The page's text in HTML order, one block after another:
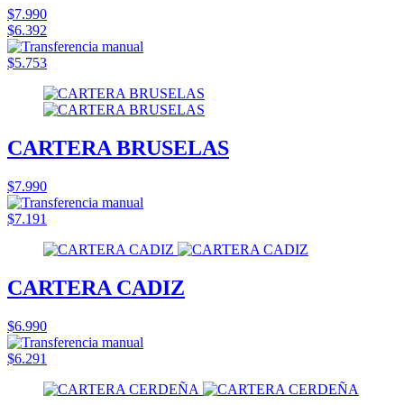
$7.990
$6.392
$5.753
CARTERA BRUSELAS
$7.990
$7.191
CARTERA CADIZ
$6.990
$6.291